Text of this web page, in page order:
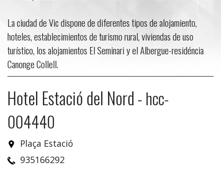
La ciudad de Vic dispone de diferentes tipos de alojamiento,
hoteles, establecimientos de turismo rural, viviendas de uso
turístico, los alojamientos El Seminari y el Albergue-residéncia
Canonge Collell.
Hotel Estació del Nord- hcc-
004440
Plaça Estació
935166292